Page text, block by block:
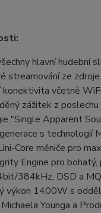
hlavní hudební
streamování ze
konektivita včetně
zážitek z
"Single Apparent
s technologií
Core měniče pro
Engine pro bohatý,
384kHz, DSD a
výkon 1400W s
Younga a